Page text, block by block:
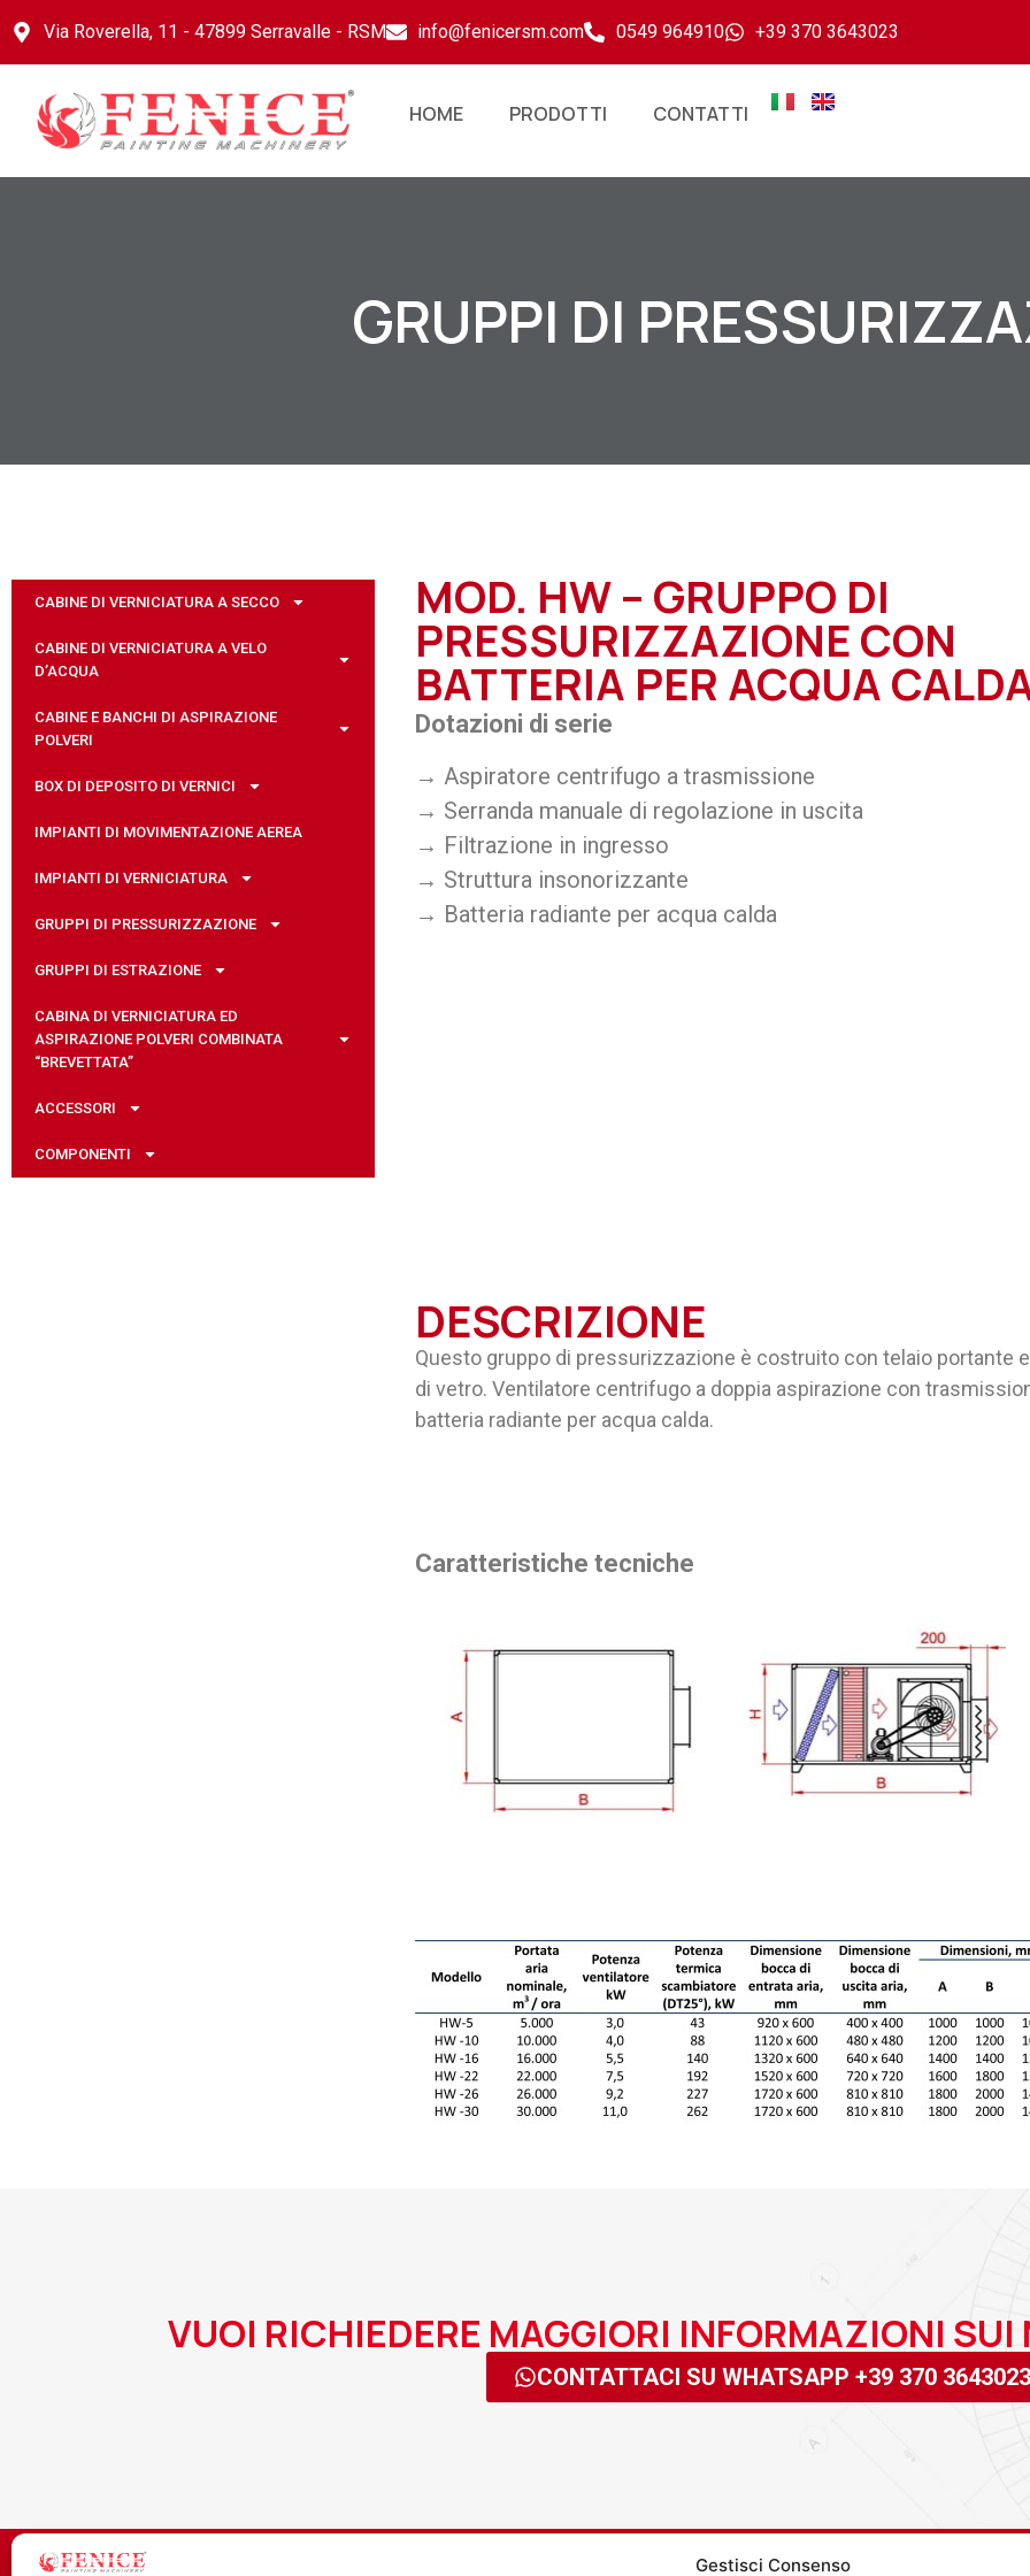
Gestisci Consenso
Via Roverella, 11 - 47899 Serravalle - RSM info@fenicersm.com 0549 964910 +39 370 3643023
HOME PRODOTTI CONTATTI
GRUPPI DI
CABINE DI VERNICIATURA A SECCO
CABINE DI VERNICIATURA A VELO
D’ACQUA
CABINE E BANCHI DI ASPIRAZIONE
POLVERI
BOX DI DEPOSITO DI VERNICI
IMPIANTI DI MOVIMENTAZIONE AEREA
IMPIANTI DI VERNICIATURA
GRUPPI DI PRESSURIZZAZIONE
GRUPPI DI ESTRAZIONE
CABINA DI VERNICIATURA ED
ASPIRAZIONE POLVERI COMBINATA
“BREVETTATA”
ACCESSORI
COMPONENTI
MOD. HW – GRUPPO DI
PRESSURIZZAZIONE CON
BATTERIA PER ACQUA
Dotazioni di serie
→ Aspiratore centrifugo a trasmissione
→ Serranda manuale di regolazione in uscita
→ Filtrazione in ingresso
→ Struttura insonorizzante
→ Batteria radiante per acqua calda
DESCRIZIONE
Questo gruppo di pressurizzazione è costruito con telaio portante
di vetro. Ventilatore centrifugo a doppia aspirazione con
batteria radiante per acqua calda.
Caratteristiche tecniche
VUOI RICHIEDERE MAGGIORI INFORMAZIONI
CONTATTACI SU WHATSAPP +39 370 3643023